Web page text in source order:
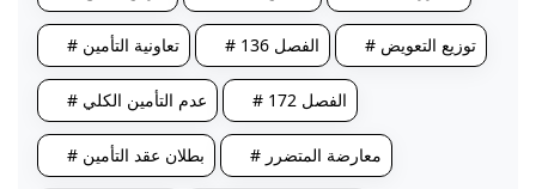
# تعاونية التأمين # الفصل 136 # توزيع التعويض
# عدم التأمين الكلي # الفصل 172
# بطلان عقد التأمين # معارضة المتضرر